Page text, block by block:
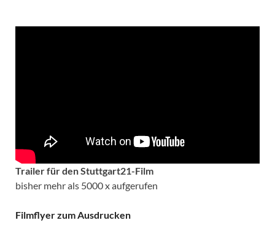
Trailer für den Stuttgart21-Film
bisher mehr als 5000 x aufgerufen
Filmflyer zum Ausdrucken